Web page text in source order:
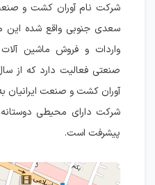
شرکت نام آوران کشت و
واردات و فروش ماشین
آوران کشت و صنعت ایرانیان
شرکت دارای محیطی
پیشرفت است.